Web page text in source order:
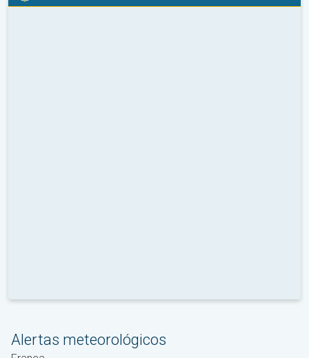
Alertas meteorológicos